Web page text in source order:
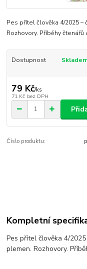
Pes přítel člověka 4/2025 –
Rozhovory. Příběhy čtenářů
Dostupnost
79 Kč/ks
71 Kč bez DPH
Číslo produktu:
Kompletní
Pes přítel člověka 4/
plemen. Rozhovory.